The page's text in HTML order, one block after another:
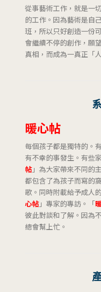
從事藝術工作，就是一
的工作。因為藝術是自
班，所以只好創造一份
會繼續不停的創作，願
真相，而成為一真正「
暖心帖
每個孩子都是獨特的。
有不幸的事發生。有些
帖 」為大家帶來不同的
都包含了為孩子而寫的
歌。同時附載給予成人
心帖 」專家的專訪。「
彼此對談和了解。因為
總會幫上忙。